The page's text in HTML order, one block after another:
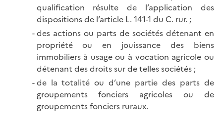
qualification résulte de l’application des
dispositions de l’article L. 141-1 du C. rur. ;
des actions ou parts de sociétés détenant en
propriété ou en jouissance des biens
immobiliers à usage ou à vocation agricole ou
détenant des droits sur de telles sociétés ;
de la totalité ou d’une partie des parts de
groupements fonciers agricoles ou de
groupements fonciers ruraux.